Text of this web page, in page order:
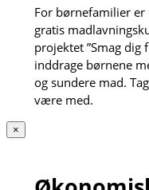
For børnefamilier
gratis
projektet ”Smag
inddrage børnene
og sundere mad.
være med.
×